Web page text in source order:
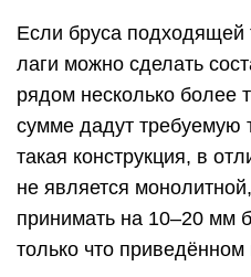
при 45 мм: 800 мм;
при 50 мм: 1000 мм.